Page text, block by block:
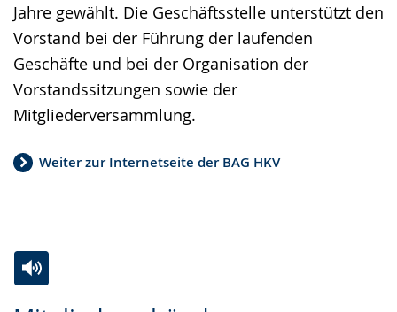
Jahre gewählt. Die Geschäftsstelle unterstützt den
Vorstand bei der Führung der laufenden
Geschäfte und bei der Organisation der
Vorstandssitzungen sowie der
Mitgliederversammlung.
Weiter zur Internetseite der BAG HKV